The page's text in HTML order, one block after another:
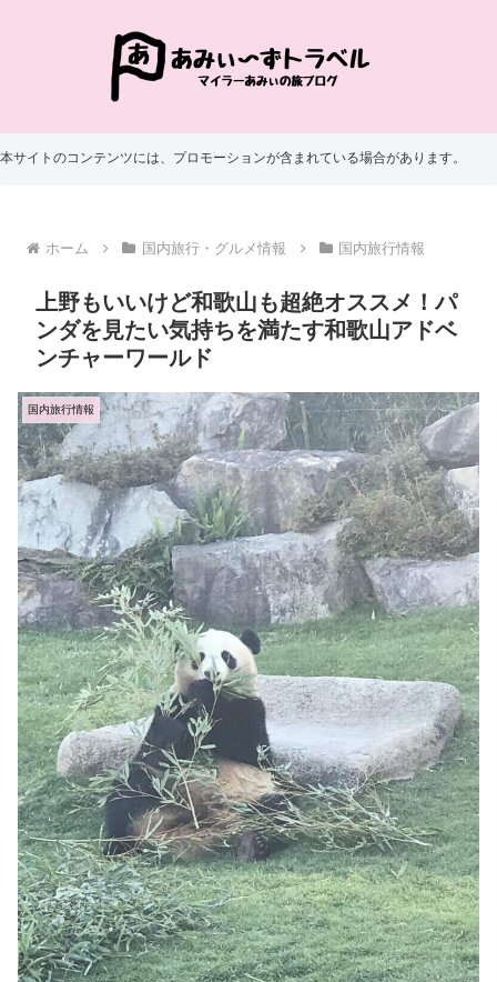
本サイトのコンテンツには、プロモーションが含まれている場合があります。
ホーム 国内旅行・グルメ情報 国内旅行情報
上野もいいけど和歌山も超絶オススメ！パ
ンダを見たい気持ちを満たす和歌山アドベ
ンチャーワールド
国内旅行情報